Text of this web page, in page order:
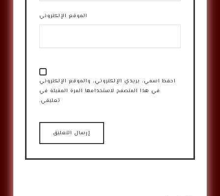
الموقع الإلكتروني
احفظ اسمي، بريدي الإلكتروني، والموقع الإلكتروني
في هذا المتصفح لاستخدامها المرة المقبلة في
تعليقي.